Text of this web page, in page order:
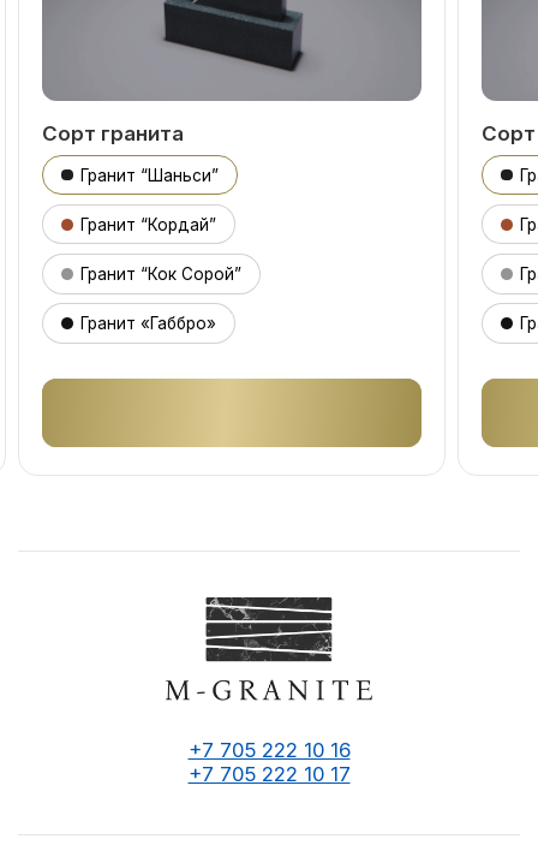
Сорт гранита
Гранит “Шаньси”
Гранит “Кордай”
Гранит “Кок Сорой”
Гранит «Габбро»
Сорт
+7 705 222 10 16
+7 705 222 10 17